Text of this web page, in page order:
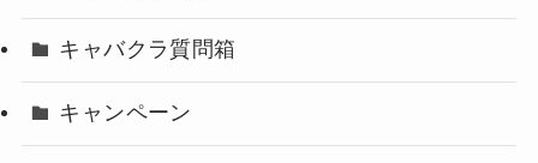
キャバクラ質問箱
キャンペーン